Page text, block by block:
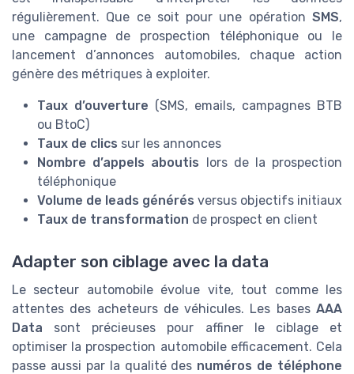
régulièrement. Que ce soit pour une opération SMS,
une campagne de prospection téléphonique ou le
lancement d’annonces automobiles, chaque action
génère des métriques à exploiter.
Taux d’ouverture (SMS, emails, campagnes BTB
ou BtoC)
Taux de clics sur les annonces
Nombre d’appels aboutis lors de la prospection
téléphonique
Volume de leads générés versus objectifs initiaux
Taux de transformation de prospect en client
Adapter son ciblage avec la data
Le secteur automobile évolue vite, tout comme les
attentes des acheteurs de véhicules. Les bases AAA
Data sont précieuses pour affiner le ciblage et
optimiser la prospection automobile efficacement. Cela
passe aussi par la qualité des numéros de téléphone